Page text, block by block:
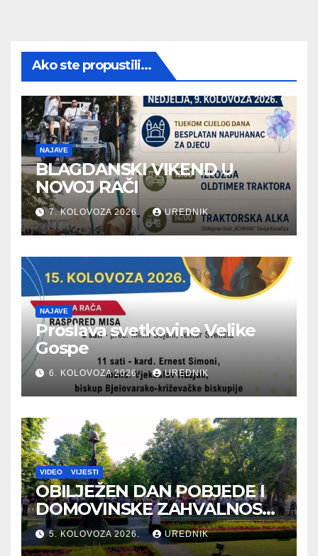
Ako ste propustili...
NAJAVE
BLAGDANSKI VIKEND U
NOVOJ RAČI
7. KOLOVOZA 2026. UREDNIK
NAJAVE
Proslava svetkovine Velike
Gospe
6. KOLOVOZA 2026. UREDNIK
VIDEO VIJESTI
OBILJEŽEN DAN POBJEDE I
DOMOVINSKE ZAHVALNOSTI
TE DAN HRVATSKIH
BRANITELJA
5. KOLOVOZA 2026. UREDNIK